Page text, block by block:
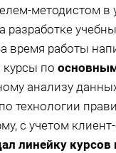
методистом
время работы
курсы по
анализу
технологии
с учетом
линейку